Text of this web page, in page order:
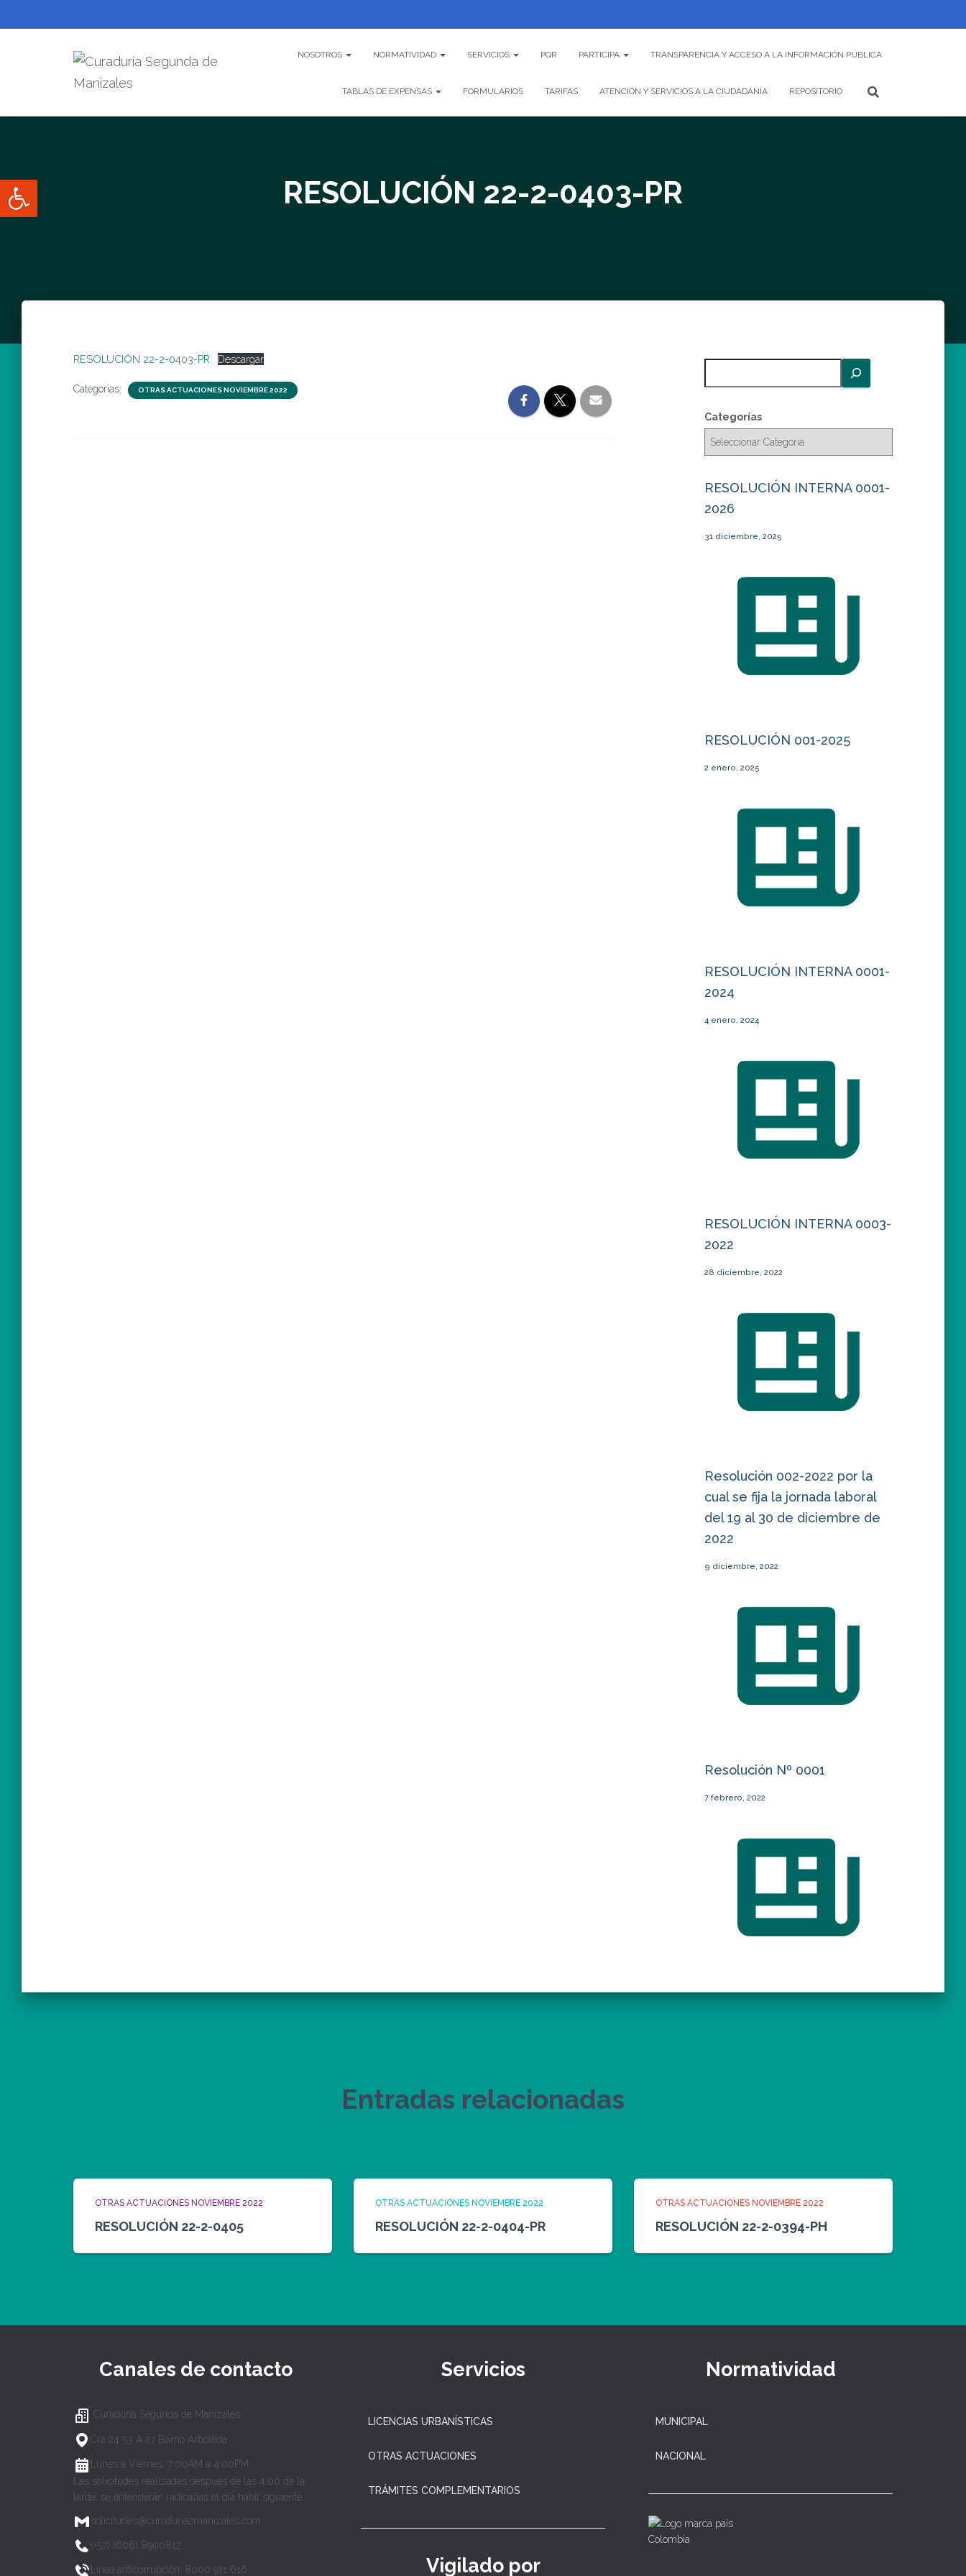
Abrir barra de herramientas
NOSOTROS NORMATIVIDAD SERVICIOS PQR PARTICIPA TRANSPARENCIA Y ACCESO A LA INFORMACIÓN PÚBLICA
TABLAS DE EXPENSAS FORMULARIOS TARIFAS ATENCIÓN Y SERVICIOS A LA CIUDADANÍA REPOSITORIO
RESOLUCIÓN 22-2-0403-PR
RESOLUCIÓN 22-2-0403-PR Descargar
Categorías: OTRAS ACTUACIONES NOVIEMBRE 2022
c
a
Categorías
RESOLUCIÓN INTERNA 0001-
2026
31 diciembre, 2025
RESOLUCIÓN 001-2025
2 enero, 2025
RESOLUCIÓN INTERNA 0001-
2024
4 enero, 2024
RESOLUCIÓN INTERNA 0003-
2022
28 diciembre, 2022
Resolución 002-2022 por la
cual se fija la jornada laboral
del 19 al 30 de diciembre de
2022
9 diciembre, 2022
Resolución Nº 0001
7 febrero, 2022
Entradas relacionadas
OTRAS ACTUACIONES NOVIEMBRE 2022
RESOLUCIÓN 22-2-0405
OTRAS ACTUACIONES NOVIEMBRE 2022
RESOLUCIÓN 22-2-0404-PR
OTRAS ACTUACIONES NOVIEMBRE 2022
RESOLUCIÓN 22-2-0394-PH
Canales de contacto
Curaduría Segunda de Manizales
Cra 24 53 A 27 Barrio Arboleda
Lunes a Viernes, 7:00AM a 4:00PM
Las solicitudes realizadas después de las 4:00 de la
tarde, se entenderán radicadas el día hábil siguiente.
solicitudes@curaduria2manizales.com
(+57) (606) 8900812
Línea anticorrupción: 8000 911 616
Servicios
LICENCIAS URBANÍSTICAS
OTRAS ACTUACIONES
TRÁMITES COMPLEMENTARIOS
Vigilado por
Normatividad
MUNICIPAL
NACIONAL